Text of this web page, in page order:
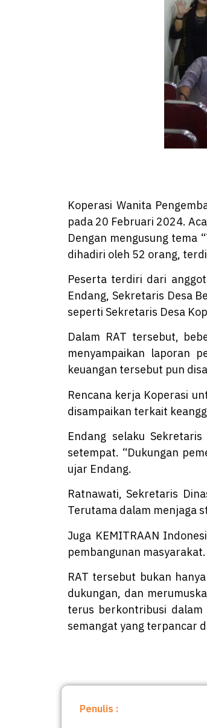
Koperasi Wanita
pada 20 Februari 2024.
Dengan mengusung tema
dihadiri oleh 52 orang,
Peserta terdiri dari
Endang, Sekretaris Desa
seperti Sekretaris Desa
Dalam RAT tersebut,
menyampaikan laporan
keuangan tersebut pun
Rencana kerja Koperasi
disampaikan terkait
Endang selaku
setempat. “Dukungan
ujar Endang.
Ratnawati, Sekretaris
Terutama dalam menjaga
Juga KEMITRAAN
pembangunan
RAT tersebut bukan
dukungan, dan
terus berkontribusi dalam
semangat yang terpancar
Penulis :